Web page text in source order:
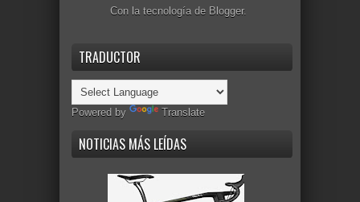
Con la tecnología de Blogger.
TRADUCTOR
Powered by Translate
NOTICIAS MÁS LEÍDAS